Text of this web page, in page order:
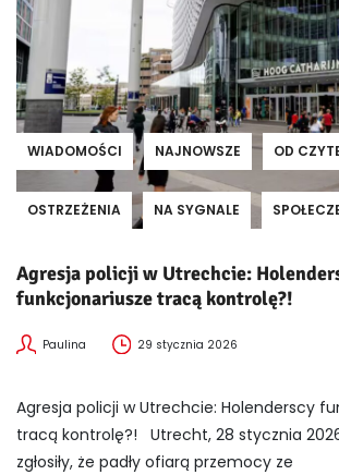
WIADOMOŚCI NAJNOWSZE OD
OSTRZEŻENIA NA SYGNALE
Agresja policji w Utrechcie:
funkcjonariusze tracą kontrolę?!
Paulina 29 stycznia 2026
Agresja policji w Utrechcie: Holenderscy
tracą kontrolę?! Utrecht, 28 stycznia
zgłosiły, że padły ofiarą przemocy ze